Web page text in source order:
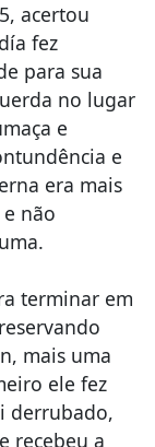
acertou
fez
para sua
no lugar
e
e
era mais
não
terminar em
mais uma
ele fez
derrubado,
recebeu a